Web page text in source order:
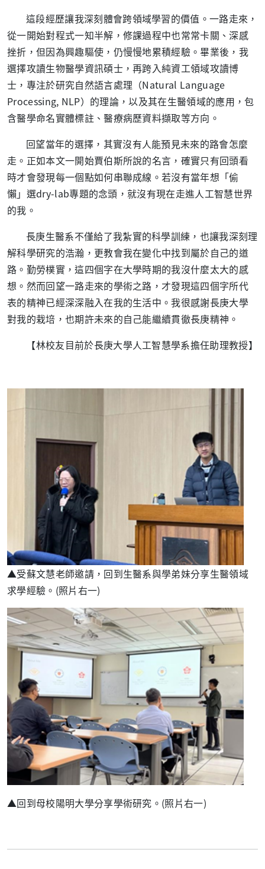
這段經歷讓我深刻體會跨領域學習的價值。一路走來，
從一開始對程式一知半解，修課過程中也常常卡關、深感
挫折，但因為興趣驅使，仍慢慢地累積經驗。畢業後，我
選擇攻讀生物醫學資訊碩士，再跨入純資工領域攻讀博
士，專注於研究自然語言處理（Natural Language
Processing, NLP）的理論，以及其在生醫領域的應用，包
含醫學命名實體標註、醫療病歷資料擷取等方向。
回望當年的選擇，其實沒有人能預見未來的路會怎麼
走。正如本文一開始賈伯斯所說的名言，確實只有回頭看
時才會發現每一個點如何串聯成線。若沒有當年想「偷
懶」選dry-lab專題的念頭，就沒有現在走進人工智慧世界
的我。
長庚生醫系不僅給了我紮實的科學訓練，也讓我深刻理
解科學研究的浩瀚，更教會我在變化中找到屬於自己的道
路。勤勞樸實，這四個字在大學時期的我沒什麼太大的感
想。然而回望一路走來的學術之路，才發現這四個字所代
表的精神已經深深融入在我的生活中。我很感謝長庚大學
對我的栽培，也期許未來的自己能繼續貫徹長庚精神。
【林校友目前於長庚大學人工智慧學系擔任助理教授】
▲受蘇文慧老師邀請，回到生醫系與學弟妹分享生醫領域
求學經驗。 (照片右一)
▲回到母校陽明大學分享學術研究。 (照片右一)